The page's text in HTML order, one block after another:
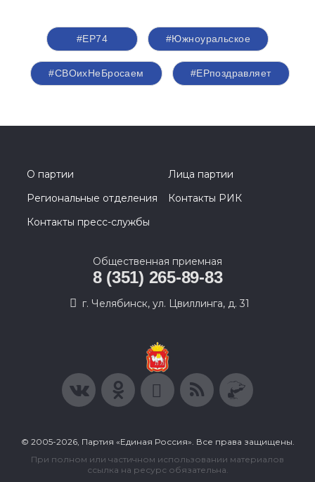
#ЕР74 #Южноуральское
#СВОихНеБросаем #ЕРпоздравляет
О партии
Лица партии
Региональные отделения
Контакты РИК
Контакты пресс-службы
Общественная приемная
8 (351) 265-89-83
г. Челябинск, ул. Цвиллинга, д. 31
© 2005-2026, Партия «Единая Россия». Все права защищены.
При полном или частичном использовании материалов
ссылка на ресурс обязательна.